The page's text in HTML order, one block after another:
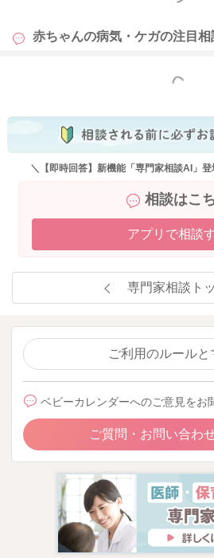
赤ちゃんの病気・ケガの注目相
もっと見る
＼【即時回答】新機能「専門家相談AI」
相談はこ
アプリで相談
専門家相談ト
ご利用のルールと
ベビーカレンダーへのご意見をお
ご質問・お問い合わ